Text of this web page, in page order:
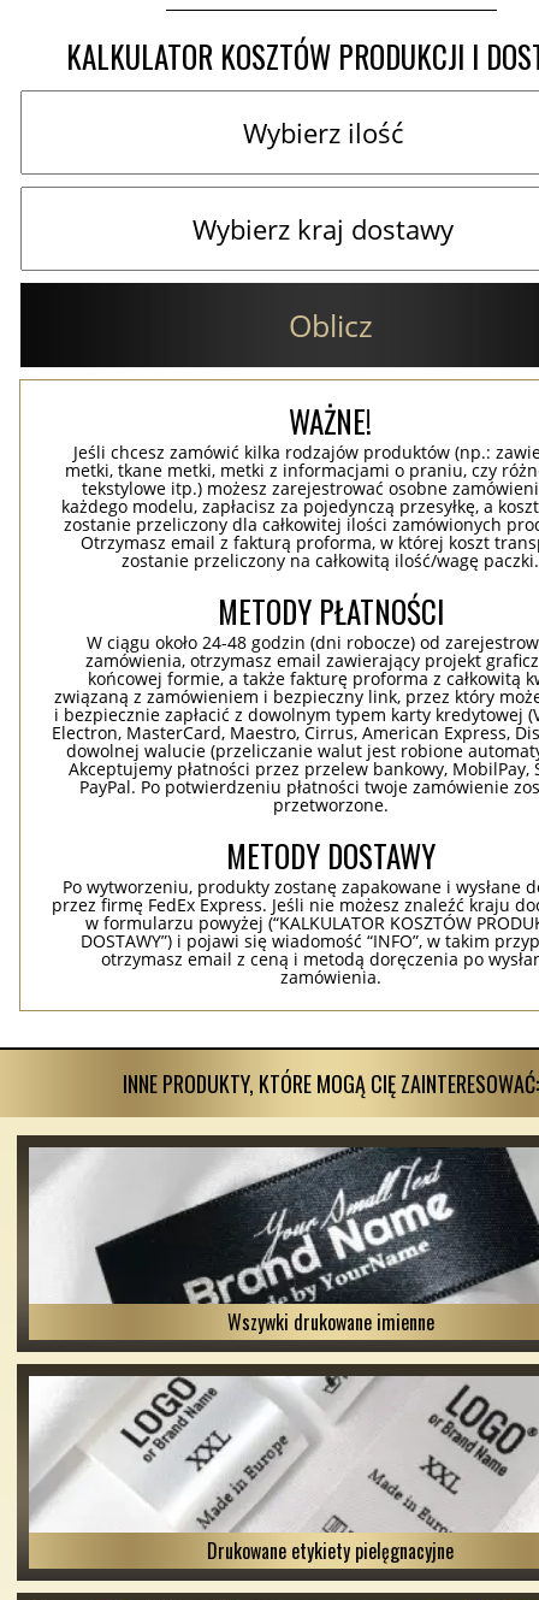
KALKULATOR KOSZTÓW PRODUKCJI I
Oblicz
WAŻNE!
Jeśli chcesz zamówić kilka rodzajów produktów (np.:
metki, tkane metki, metki z informacjami o praniu, czy
tekstylowe itp.) możesz zarejestrować osobne
każdego modelu, zapłacisz za pojedynczą przesyłkę, a
zostanie przeliczony dla całkowitej ilości zamówionych
Otrzymasz email z fakturą proforma, w której koszt
zostanie przeliczony na całkowitą ilość/wagę paczki.
METODY PŁATNOŚCI
W ciągu około 24-48 godzin (dni robocze) od
zamówienia, otrzymasz email zawierający projekt
końcowej formie, a także fakturę proforma z całkowitą
związaną z zamówieniem i bezpieczny link, przez który
i bezpiecznie zapłacić z dowolnym typem karty kredytowej
Electron, MasterCard, Maestro, Cirrus, American Express,
dowolnej walucie (przeliczanie walut jest robione
Akceptujemy płatności przez przelew bankowy, MobilPay,
PayPal. Po potwierdzeniu płatności twoje zamówienie
przetworzone.
METODY DOSTAWY
Po wytworzeniu, produkty zostanę zapakowane i wysłane
przez firmę FedEx Express. Jeśli nie możesz znaleźć kraju
w formularzu powyżej (“KALKULATOR KOSZTÓW
DOSTAWY”) i pojawi się wiadomość “INFO”, w takim
otrzymasz email z ceną i metodą doręczenia po
zamówienia.
INNE PRODUKTY, KTÓRE MOGĄ CIĘ ZAINTERESOWAĆ:
Wszywki drukowane imienne
Drukowane etykiety pielęgnacyjne